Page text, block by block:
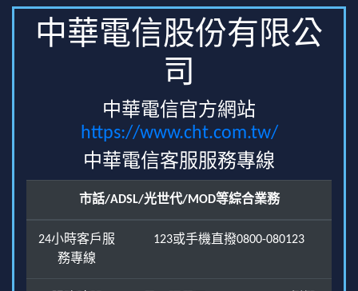
中華電信股份有限公
司
中華電信官方網站
https://www.cht.com.tw/
中華電信客服服務專線
市話/ADSL/光世代/MOD等綜合業務
24小時客戶服
務專線
123或手機直撥0800-080123